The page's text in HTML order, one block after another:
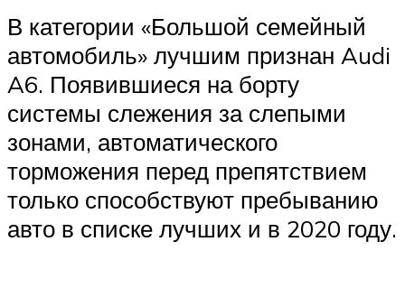
В категории «Большой семейный
автомобиль» лучшим признан Audi
A6. Появившиеся на борту
системы слежения за слепыми
зонами, автоматического
торможения перед препятствием
только способствуют пребыванию
авто в списке лучших и в 2020 году.